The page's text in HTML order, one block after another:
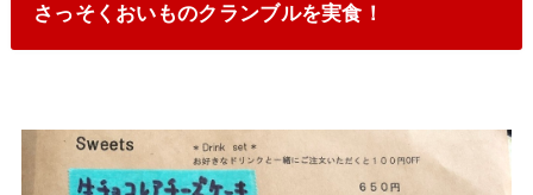
さっそくおいものクランブルを実食！